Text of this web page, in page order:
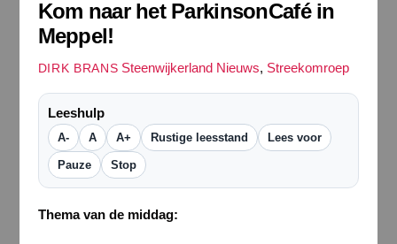
Kom naar het ParkinsonCafé in
Meppel!
DIRK BRANS Steenwijkerland Nieuws, Streekomroep
Leeshulp
A- A A+ Rustige leesstand Lees voor
Pauze Stop
Thema van de middag: